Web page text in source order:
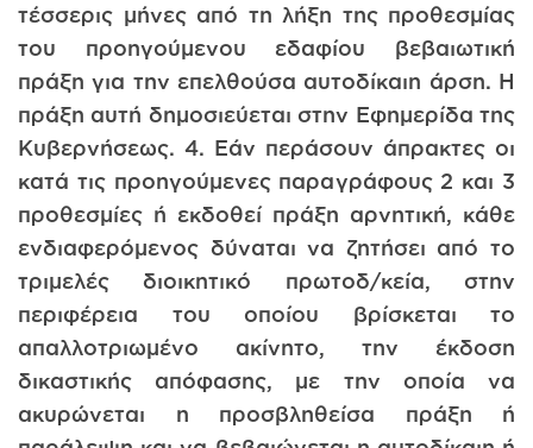
τέσσερις μήνες από τη λήξη της προθεσμίας
του προηγούμενου εδαφίου βεβαιωτική
πράξη για την επελθούσα αυτοδίκαιη άρση. Η
πράξη αυτή δημοσιεύεται στην Εφημερίδα της
Κυβερνήσεως. 4. Εάν περάσουν άπρακτες οι
κατά τις προηγούμενες παραγράφους 2 και 3
προθεσμίες ή εκδοθεί πράξη αρνητική, κάθε
ενδιαφερόμενος δύναται να ζητήσει από το
τριμελές διοικητικό πρωτοδ/κεία, στην
περιφέρεια του οποίου βρίσκεται το
απαλλοτριωμένο ακίνητο, την έκδοση
δικαστικής απόφασης, με την οποία να
ακυρώνεται η προσβληθείσα πράξη ή